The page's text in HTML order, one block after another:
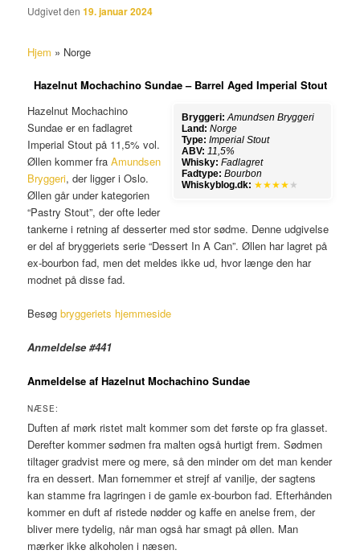
Udgivet den19. januar 2024
Hjem » Norge
Hazelnut Mochachino Sundae – Barrel Aged Imperial Stout
Bryggeri: Amundsen Bryggeri
Land: Norge
Type: Imperial Stout
ABV: 11,5%
Whisky: Fadlagret
Fadtype: Bourbon
Whiskyblog.dk: ★★★★ ★
Hazelnut Mochachino
Sundae er en fadlagret
Imperial Stout på 11,5% vol.
Øllen kommer fraAmundsen
Bryggeri, der ligger i Oslo.
Øllen går under kategorien
“Pastry Stout”, der ofte leder
tankerne i retning af desserter med stor sødme. Denne udgivelse
er del af bryggeriets serie “Dessert In A Can”. Øllen har lagret på
ex-bourbon fad, men det meldes ikke ud, hvor længe den har
modnet på disse fad.
Besøgbryggeriets hjemmeside
Anmeldelse #441
Anmeldelse af Hazelnut Mochachino Sundae
NÆSE:
Duften af mørk ristet malt kommer som det første op fra glasset.
Derefter kommer sødmen fra malten også hurtigt frem. Sødmen
tiltager gradvist mere og mere, så den minder om det man kender
fra en dessert. Man fornemmer et strejf af vanilje, der sagtens
kan stamme fra lagringen i de gamle ex-bourbon fad. Efterhånden
kommer en duft af ristede nødder og kaffe en anelse frem, der
bliver mere tydelig, når man også har smagt på øllen. Man
mærker ikke alkoholen i næsen.